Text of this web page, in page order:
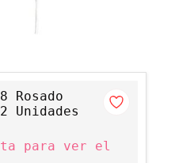
Rosado
Unidades
para ver el